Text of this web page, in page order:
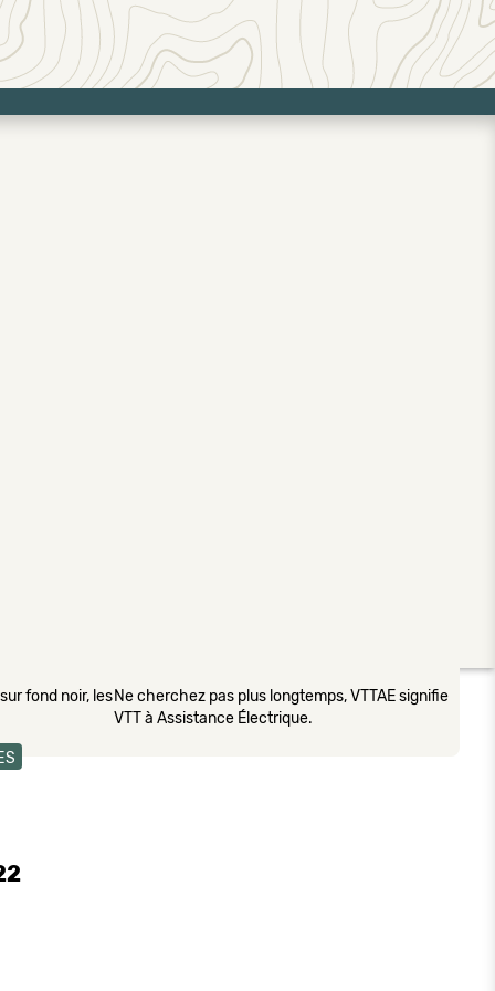
fond noir, lesNe cherchez pas plus longtemps, VTTAE signifie
VTT à Assistance Électrique.